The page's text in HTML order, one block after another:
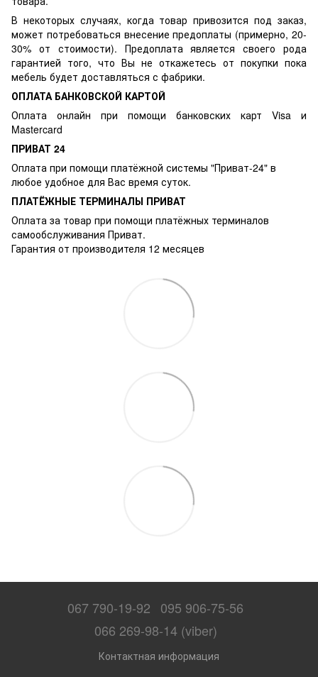
В некоторых случаях, когда товар привозится под заказ,
может потребоваться внесение предоплаты (примерно, 20-
30% от стоимости). Предоплата является своего рода
гарантией того, что Вы не откажетесь от покупки пока
мебель будет доставляться с фабрики.
ОПЛАТА БАНКОВСКОЙ КАРТОЙ
Оплата онлайн при помощи банковских карт Visa и
Mastercard
ПРИВАТ 24
Оплата при помощи платёжной системы "Приват-24" в
любое удобное для Вас время суток.
ПЛАТЁЖНЫЕ ТЕРМИНАЛЫ ПРИВАТ
Оплата за товар при помощи платёжных терминалов
самообслуживания Приват.
Гарантия от производителя 12 месяцев
067 790-19-92
095 906-75-56
066 269-98-14 (viber)
Контактная информация